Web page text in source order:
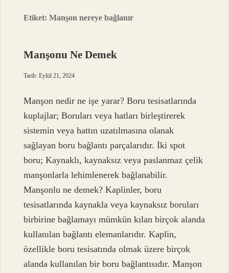
Etiket:Manşon nereye bağlanır
Manşonu Ne Demek
Tarih: Eylül 21, 2024
Manşon nedir ne işe yarar? Boru tesisatlarında
kuplajlar; Boruları veya hatları birleştirerek
sistemin veya hattın uzatılmasına olanak
sağlayan boru bağlantı parçalarıdır. İki spot
boru; Kaynaklı, kaynaksız veya paslanmaz çelik
manşonlarla lehimlenerek bağlanabilir.
Manşonlu ne demek? Kaplinler, boru
tesisatlarında kaynakla veya kaynaksız boruları
birbirine bağlamayı mümkün kılan birçok alanda
kullanılan bağlantı elemanlarıdır. Kaplin,
özellikle boru tesisatında olmak üzere birçok
alanda kullanılan bir boru bağlantısıdır. Manşon